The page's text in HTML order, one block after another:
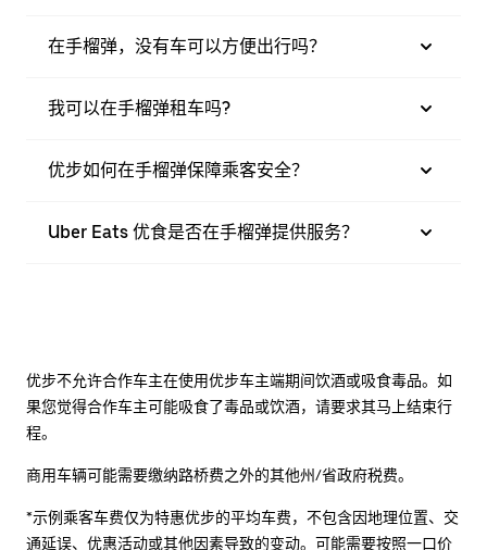
在手榴弹，没有车可以方便出行吗？
我可以在手榴弹租车吗?
优步如何在手榴弹保障乘客安全？
Uber Eats 优食是否在手榴弹提供服务？
优步不允许合作车主在使用优步车主端期间饮酒或吸食毒品。如
果您觉得合作车主可能吸食了毒品或饮酒，请要求其马上结束行
程。
商用车辆可能需要缴纳路桥费之外的其他州/省政府税费。
*示例乘客车费仅为特惠优步的平均车费，不包含因地理位置、交
通延误、优惠活动或其他因素导致的变动。可能需要按照一口价